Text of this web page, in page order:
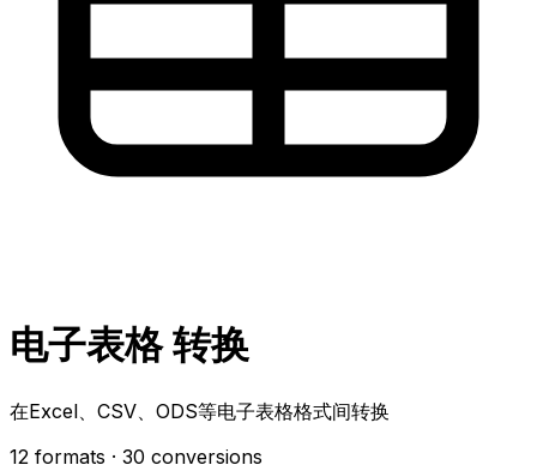
电子表格 转换
在Excel、CSV、ODS等电子表格格式间转换
12 formats · 30 conversions